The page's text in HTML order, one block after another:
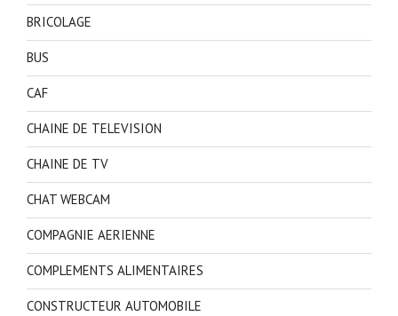
BRICOLAGE
BUS
CAF
CHAINE DE TELEVISION
CHAINE DE TV
CHAT WEBCAM
COMPAGNIE AERIENNE
COMPLEMENTS ALIMENTAIRES
CONSTRUCTEUR AUTOMOBILE